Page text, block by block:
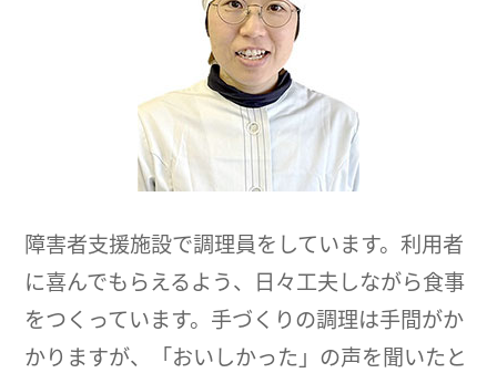
障害者支援施設で調理員をしています。利用者
に喜んでもらえるよう、日々工夫しながら食事
をつくっています。手づくりの調理は手間がか
かりますが、「おいしかった」の声を聞いたと